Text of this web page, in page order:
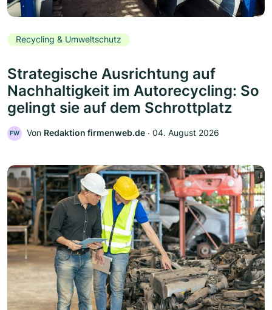
Recycling & Umweltschutz
Strategische Ausrichtung auf
Nachhaltigkeit im Autorecycling: So
gelingt sie auf dem Schrottplatz
FW Von Redaktion firmenweb.de ‧ 04. August 2026